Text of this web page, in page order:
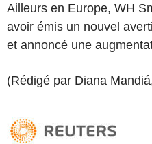
Ailleurs en Europe, WH
avoir émis un nouvel
et annoncé une
(Rédigé par Diana